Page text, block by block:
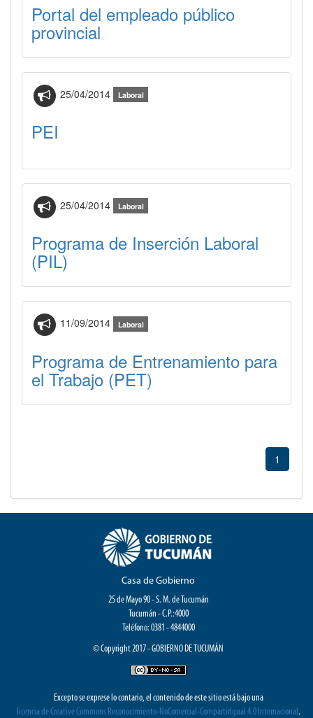
Portal del empleado público
provincial
25/04/2014 Laboral
PEI
25/04/2014 Laboral
Programa de Inserción Laboral
(PIL)
11/09/2014 Laboral
Programa de Entrenamiento para
el Trabajo (PET)
1
Casa de Gobierno
25 de Mayo 90 - S. M. de Tucumán
Tucumán - C.P.:4000
Teléfono: 0381 - 4844000
© Copyright 2017 - GOBIERNO DE TUCUMÁN
Excepto se exprese lo contario, el contenido de este sitio está bajo una
licencia de Creative Commons Reconocimiento-NoComercial-CompartirIgual 4.0 Internacional .